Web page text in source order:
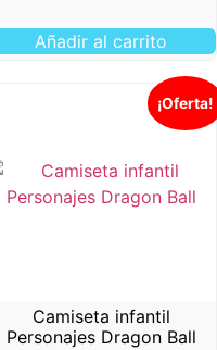
Añadir al carrito
¡Oferta!
Camiseta infantil
Personajes Dragon Ball